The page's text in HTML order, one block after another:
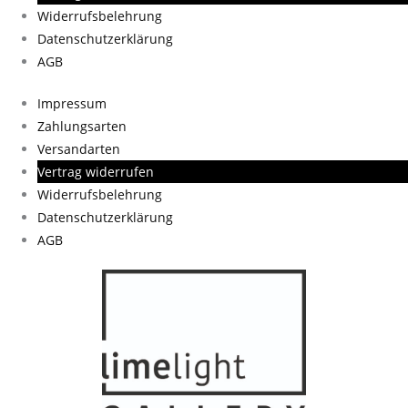
Widerrufsbelehrung
Datenschutzerklärung
AGB
Impressum
Zahlungsarten
Versandarten
Vertrag widerrufen
Widerrufsbelehrung
Datenschutzerklärung
AGB